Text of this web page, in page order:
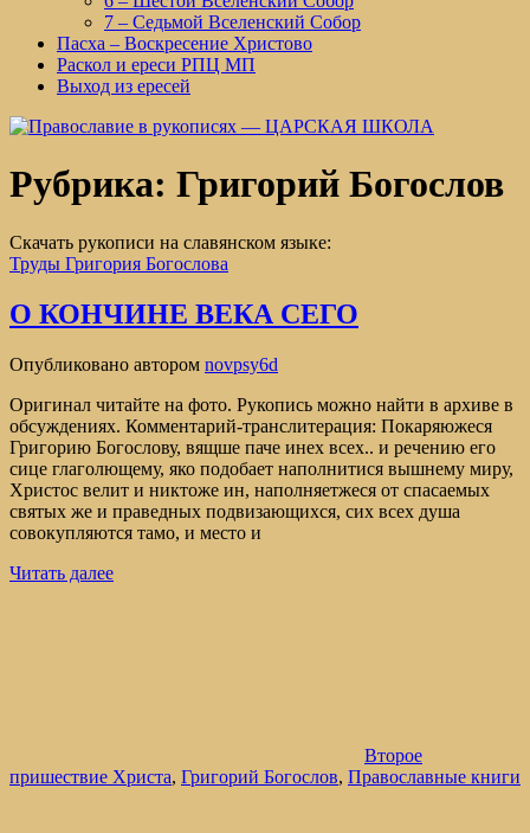
7 – Седьмой Вселенский Собор
Пасха – Воскресение Христово
Раскол и ереси РПЦ МП
Выход из ересей
Рубрика: Григорий Богослов
Скачать рукописи на славянском языке:
Труды Григория Богослова
О КОНЧИНЕ ВЕКА СЕГО
Опубликовано автором novpsy6d
Оригинал читайте на фото. Рукопись можно найти в архиве в
обсуждениях. Комментарий-транслитерация: Покаряюжеся
Григорию Богослову, вящше паче инех всех.. и речению его
сице глаголющему, яко подобает наполнитися вышнему миру,
Христос велит и никтоже ин, наполняетжеся от спасаемых
святых же и праведных подвизающихся, сих всех душа
совокупляются тамо, и место и
Читать далее
Второе
пришествие Христа, Григорий Богослов, Православные книги